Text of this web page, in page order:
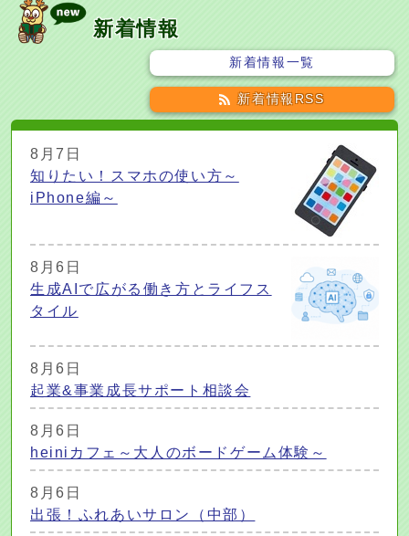
新着情報
新着情報一覧
新着情報RSS
8月7日
知りたい！スマホの使い方～
iPhone編～
8月6日
生成AIで広がる働き方とライフス
タイル
8月6日
起業&事業成長サポート相談会
8月6日
heiniカフェ～大人のボードゲーム体験～
8月6日
出張！ふれあいサロン（中部）